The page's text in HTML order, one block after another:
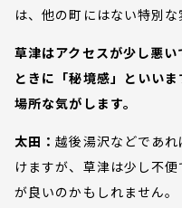
は、他の町にはない特別な
草津はアクセスが少し悪
ときに「秘境感」といい
場所な気がします。
太田：越後湯沢などであ
けますが、草津は少し不
が良いのかもしれません